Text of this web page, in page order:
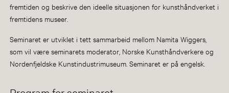
fremtiden og beskrive den ideelle situasjonen for kunsthåndverket i
fremtidens museer.
Seminaret er utviklet i tett sammarbeid mellom Namita Wiggers,
som vil være seminarets moderator, Norske Kunsthåndverkere og
Nordenfjeldske Kunstindustrimuseum. Seminaret er på engelsk.